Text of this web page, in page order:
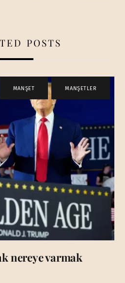
POSTS
MANŞET , MANŞETLER
nereye varmak